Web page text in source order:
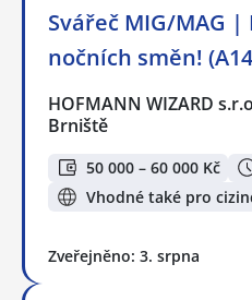
Svářeč MIG/MAG |
nočních směn!
HOFMANN WIZARD
Brniště
50 000 – 60 000 Kč
Vhodné také pro
Zveřejněno: 3. srpna